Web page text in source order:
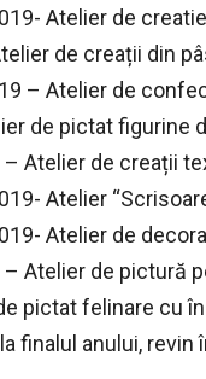
Atelier de
de creații din
– Atelier de
de pictat figurine
Atelier de creații
Atelier
Atelier de
Atelier de pictură
pictat felinare cu
finalul anului,